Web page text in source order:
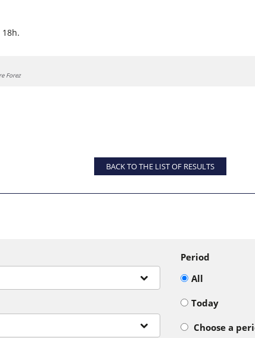
Forez
BACK TO THE LIST OF RESULTS
Period
All
Today
Choose a